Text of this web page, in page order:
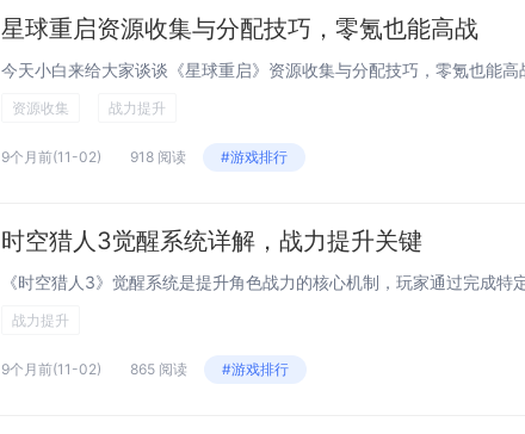
星球重启资源收集与分配技巧，零氪也能高战
资源收集 战力提升
9个月前(11-02) 918 阅读 #游戏排行
时空猎人3觉醒系统详解，战力提升关键
战力提升
9个月前(11-02) 865 阅读 #游戏排行